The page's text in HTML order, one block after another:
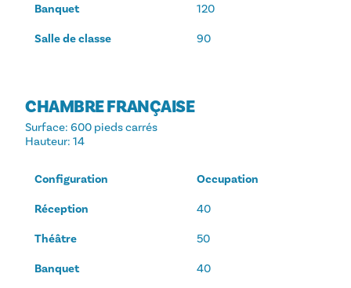
Banquet 120
Salle de classe 90
CHAMBRE FRANÇAISE
Surface: 600 pieds carrés
Hauteur: 14
Configuration Occupation
Réception 40
Théâtre 50
Banquet 40